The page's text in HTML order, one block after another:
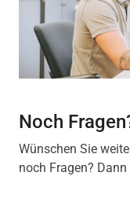
Noch
Wünschen Sie
noch Fragen?